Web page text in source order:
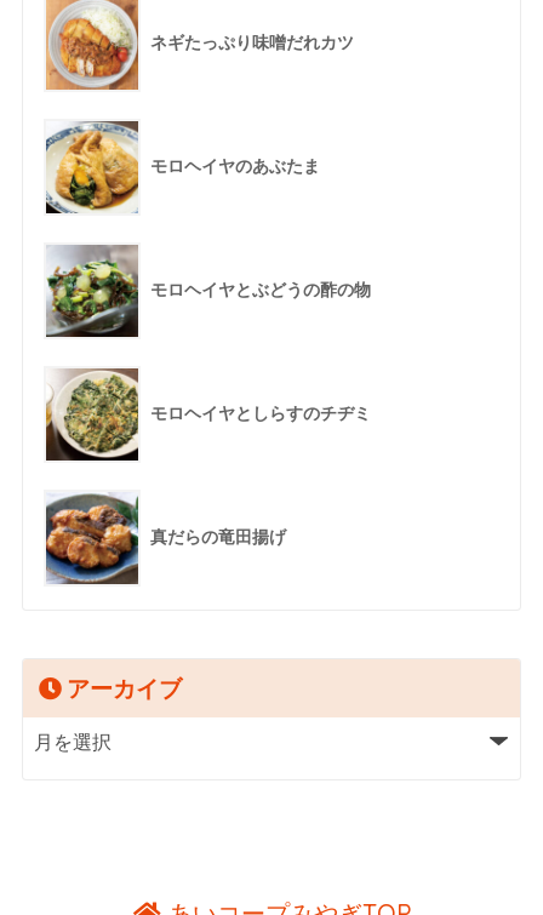
ネギたっぷり味噌だれカツ
モロヘイヤのあぶたま
モロヘイヤとぶどうの酢の物
モロヘイヤとしらすのチヂミ
真だらの竜田揚げ
アーカイブ